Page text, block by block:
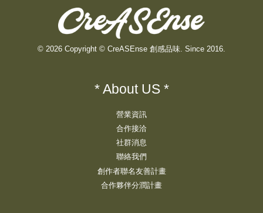
© 2026 Copyright © CreASEnse 創感品味. Since 2016.
* About US *
營業資訊
合作接洽
社群消息
聯絡我們
創作者聯名友善計畫
合作夥伴分潤計畫